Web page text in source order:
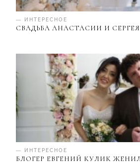
— ИНТЕРЕСНОЕ
СВАДЬБА АНАСТАСИИ И СЕРГЕЯ
— ИНТЕРЕСНОЕ
БЛОГЕР ЕВГЕНИЙ КУЛИК